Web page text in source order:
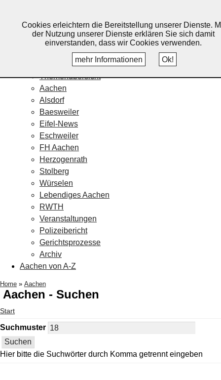
Home
Veranstaltungskalender
Themenübersicht
Aachen
Alsdorf
Baesweiler
Eifel-News
Eschweiler
FH Aachen
Herzogenrath
Stolberg
Würselen
Lebendiges Aachen
RWTH
Veranstaltungen
Polizeibericht
Gerichtsprozesse
Archiv
Aachen von A-Z
Home » Aachen
Aachen - Suchen
Start
Suchmuster
Hier bitte die Suchwörter durch Komma getrennt eingeben
Cookies erleichtern die Bereitstellung unserer Dienste.
der Nutzung unserer Dienste erklären Sie sich damit
einverstanden, dass wir Cookies verwenden.
mehr Informationen
Ok!